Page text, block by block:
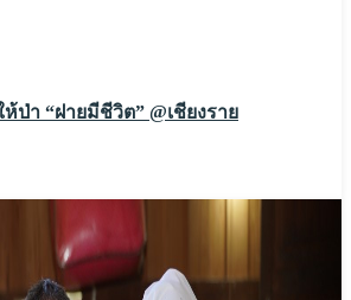
ป่า “ฝายมีชีวิต” @เชียงราย